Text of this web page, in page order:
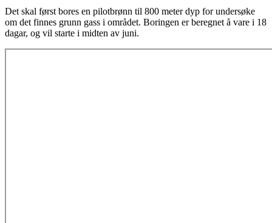
Det skal først bores en pilotbrønn til 800 meter dyp for undersøke
om det finnes grunn gass i området. Boringen er beregnet å vare i 18
dagar, og vil starte i midten av juni.